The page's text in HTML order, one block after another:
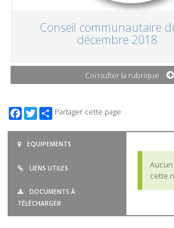
Conseil communautaire
décembre 2018
Consulter la rubrique
Facebook
TwitterPartager cette page
EQUIPEMENTS
LIENS UTILES
DOCUMENTS À
TÉLÉCHARGER
cette